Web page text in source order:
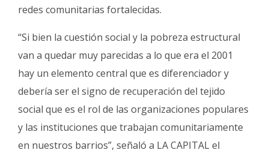
redes comunitarias fortalecidas.
“Si bien la cuestión social y la pobreza estructural
van a quedar muy parecidas a lo que era el 2001
hay un elemento central que es diferenciador y
debería ser el signo de recuperación del tejido
social que es el rol de las organizaciones populares
y las instituciones que trabajan comunitariamente
en nuestros barrios”, señaló a LA CAPITAL el